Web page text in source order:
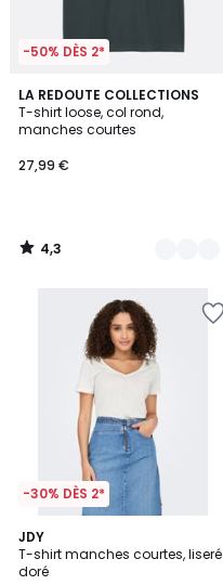
-50% DÈS 2*
LA REDOUTE COLLECTIONS
T-shirt loose, col rond,
manches courtes
27,99 €
4,3
/ 5
3
Couleurs
4,3
/
-30% DÈS 2*
JDY
T-shirt manches courtes, liseré
doré
3,8
/ 5
4
Couleurs